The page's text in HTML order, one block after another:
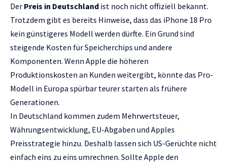
Der Preis in Deutschland ist noch nicht offiziell bekannt.
Trotzdem gibt es bereits Hinweise, dass das iPhone 18 Pro
kein günstigeres Modell werden dürfte. Ein Grund sind
steigende Kosten für Speicherchips und andere
Komponenten. Wenn Apple die höheren
Produktionskosten an Kunden weitergibt, könnte das Pro-
Modell in Europa spürbar teurer starten als frühere
Generationen.
In Deutschland kommen zudem Mehrwertsteuer,
Währungsentwicklung, EU-Abgaben und Apples
Preisstrategie hinzu. Deshalb lassen sich US-Gerüchte nicht
einfach eins zu eins umrechnen. Sollte Apple den